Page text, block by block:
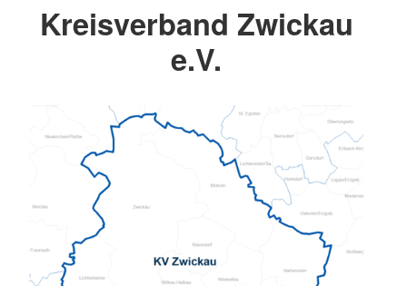
Kreisverband Zwickau
e.V.